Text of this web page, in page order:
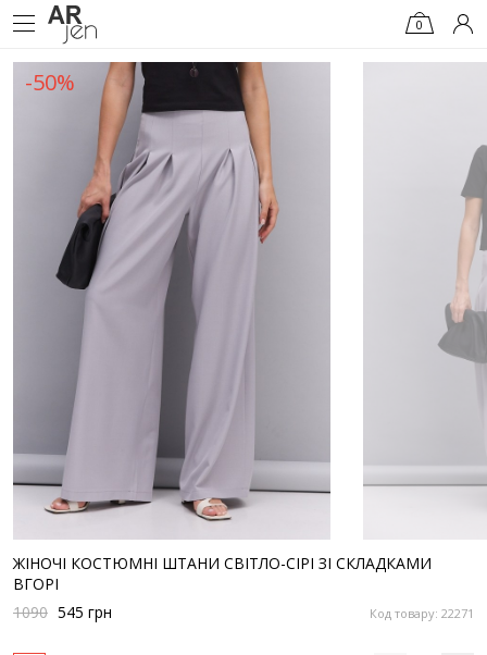
0
-50%
ЖІНОЧІ КОСТЮМНІ ШТАНИ СВІТЛО-СІРІ ЗІ СКЛАДКАМИ
ВГОРІ
Код товару: 22271
1090 545 грн